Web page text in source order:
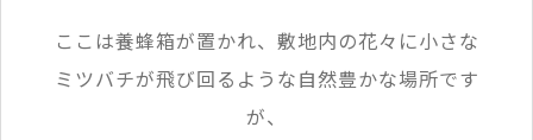
ここは養蜂箱が置かれ、敷地内の花々に小さな
ミツバチが飛び回るような自然豊かな場所です
が、